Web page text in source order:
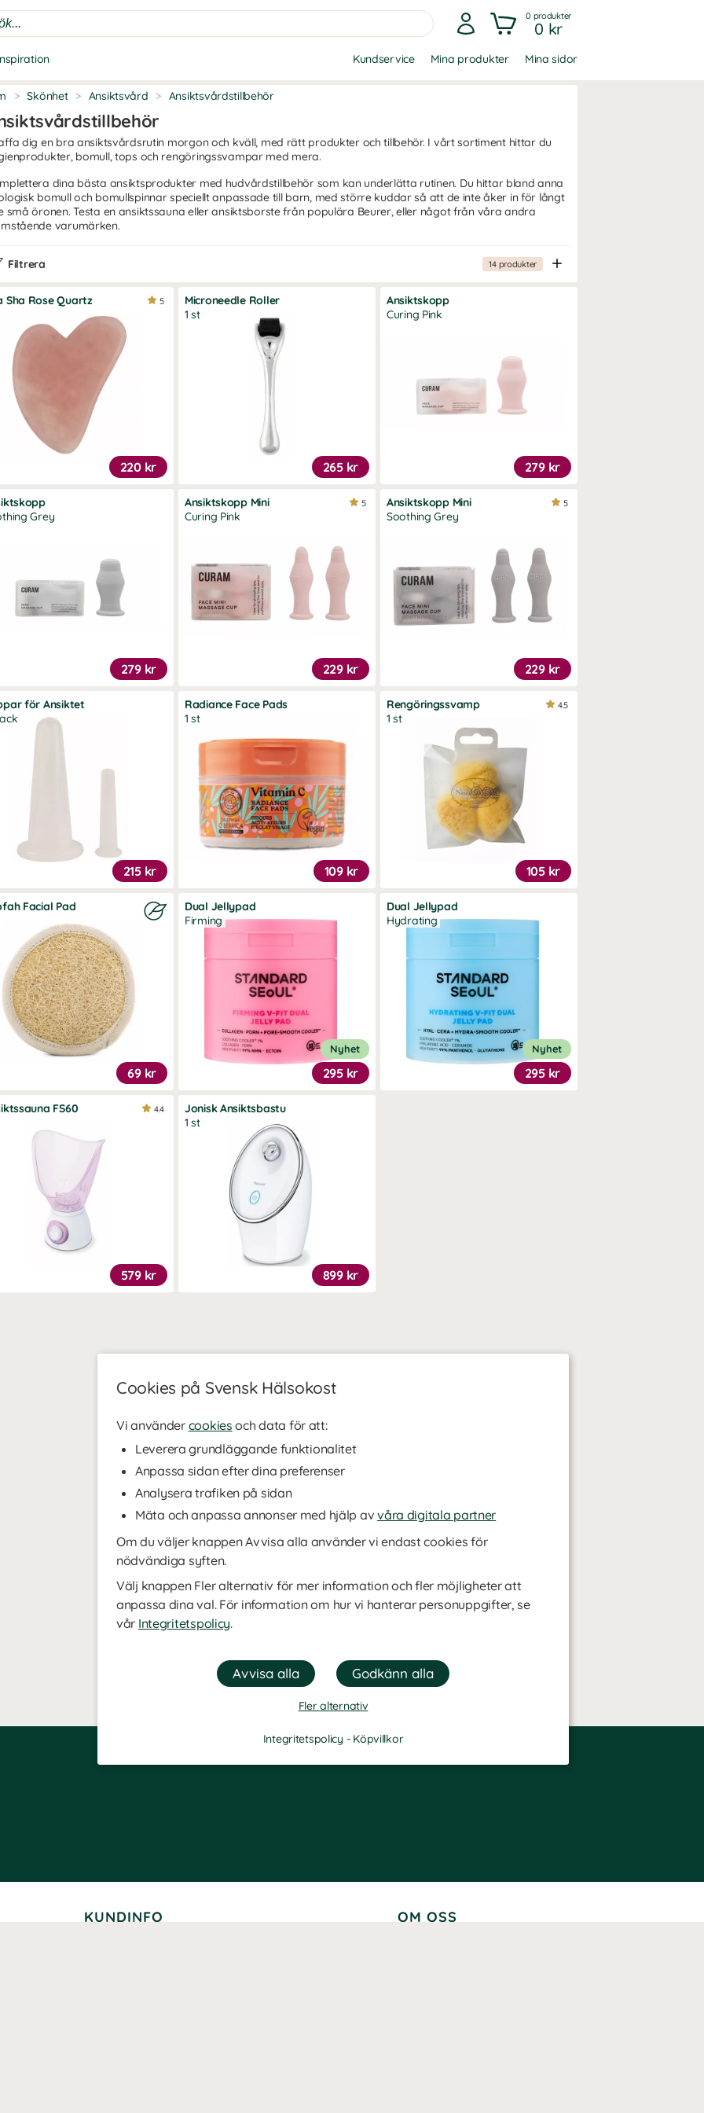
Cookies på Svensk Hälsokost
Vi använder cookies och data för att:
Leverera grundläggande funktionalitet
Anpassa sidan efter dina preferenser
Analysera trafiken på sidan
Mäta och anpassa annonser med hjälp avvåra digitala partner
Om du väljer knappen Avvisa alla använder vi endast cookies för
nödvändiga syften.
Välj knappen Fler alternativ för mer information och fler möjligheter att
anpassa dina val. För information om hur vi hanterar personuppgifter, se
vår Integritetspolicy.
Fler alternativ
Integritetspolicy - Köpvillkor
0 produkter
0 kr
Kundservice Mina produkter Mina sidor
> Skönhet > Ansiktsvård > Ansiktsvårdstillbehör
dig en bra ansiktsvårdsrutin morgon och kväll, med rätt produkter och tillbehör. I vårt sortiment hittar du
bomull, tops och rengöringssvampar med mera.
dina bästa ansiktsprodukter med hudvårdstillbehör som kan underlätta rutinen. Du hittar bland anna
bomull och bomullspinnar speciellt anpassade till barn, med större kuddar så att de inte åker in för långt
små öronen. Testa en ansiktssauna eller ansiktsborste från populära Beurer, eller något från våra andra
varumärken.
Filtrera 14produkter
Sha Rose Quartz
220 kr
5
Microneedle Roller
1 st
265 kr
Ansiktskopp
Curing Pink
279 kr
Grey
279 kr
Ansiktskopp Mini
Curing Pink
229 kr
5
Ansiktskopp Mini
Soothing Grey
229 kr
5
för Ansiktet
215 kr
Radiance Face Pads
1 st
109 kr
Rengöringssvamp
1 st
105 kr
4.5
Facial Pad
69 kr
Dual Jellypad
Firming
Nyhet
295 kr
Dual Jellypad
Hydrating
Nyhet
295 kr
FS60
579 kr
4.4
Jonisk Ansiktsbastu
1 st
899 kr
KUNDINFO OM OSS